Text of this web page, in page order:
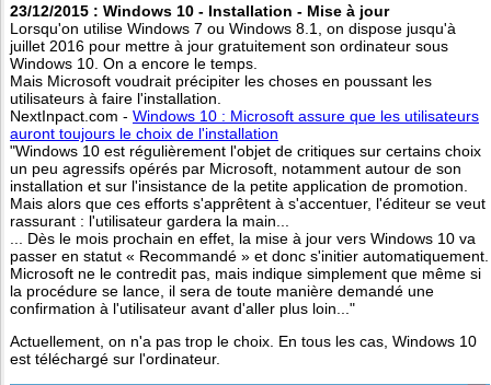
23/12/2015 : Windows 10 - Installation - Mise à jour
Lorsqu'on utilise Windows 7 ou Windows 8.1, on dispose jusqu'à
juillet 2016 pour mettre à jour gratuitement son ordinateur sous
Windows 10. On a encore le temps.
Mais Microsoft voudrait précipiter les choses en poussant les
utilisateurs à faire l'installation.
NextInpact.com - Windows 10 : Microsoft assure que les utilisateurs
auront toujours le choix de l'installation
"Windows 10 est régulièrement l'objet de critiques sur certains choix
un peu agressifs opérés par Microsoft, notamment autour de son
installation et sur l'insistance de la petite application de promotion.
Mais alors que ces efforts s'apprêtent à s'accentuer, l'éditeur se veut
rassurant : l'utilisateur gardera la main...
... Dès le mois prochain en effet, la mise à jour vers Windows 10 va
passer en statut « Recommandé » et donc s'initier automatiquement.
Microsoft ne le contredit pas, mais indique simplement que même si
la procédure se lance, il sera de toute manière demandé une
confirmation à l'utilisateur avant d'aller plus loin..."
Actuellement, on n'a pas trop le choix. En tous les cas, Windows 10
est téléchargé sur l'ordinateur.